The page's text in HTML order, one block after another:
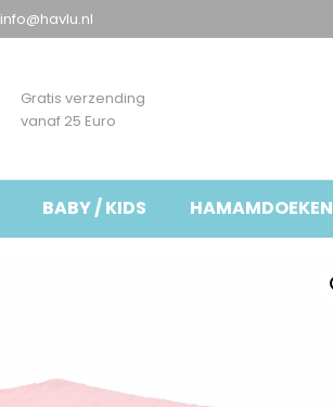
info@havlu.nl
Gratis verzending
vanaf 25 Euro
BABY / KIDS HAMAMDOEKEN